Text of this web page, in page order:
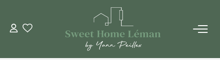
ACHETER